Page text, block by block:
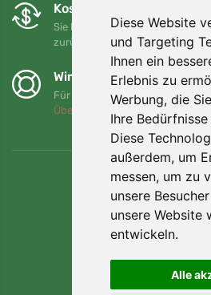
Diese Website
und Targeting
Ihnen ein
Erlebnis zu
Werbung, die
Ihre
Diese
außerdem, um
messen, um zu
unsere
unsere Website
entwickeln.
Alle
Kostenloser Umtausch
Sie können Ihre Bestellung
zurückgeben oder umtauschen.
Wir unterstützen
Für jede Bestellung pflanzen wir
Über uns